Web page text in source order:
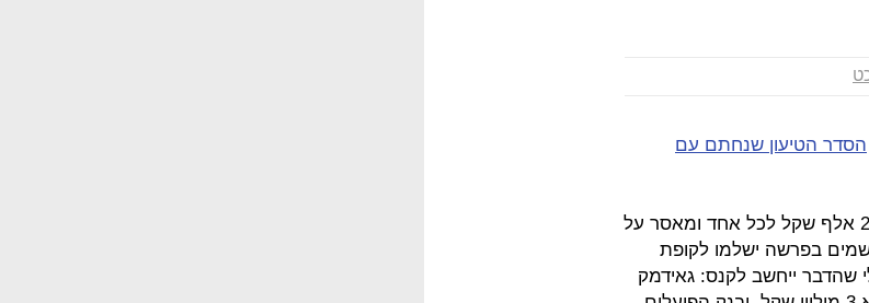
הסדר הטיעון שנחתם עם
השופט גזר על גאידמק ועל נחום גלמור קנסות של 21 אלף שקל לכל אחד ומאסר על
בפרשה ישלמו לקופת
שהדבר ייחשב לקנס: גאידמק